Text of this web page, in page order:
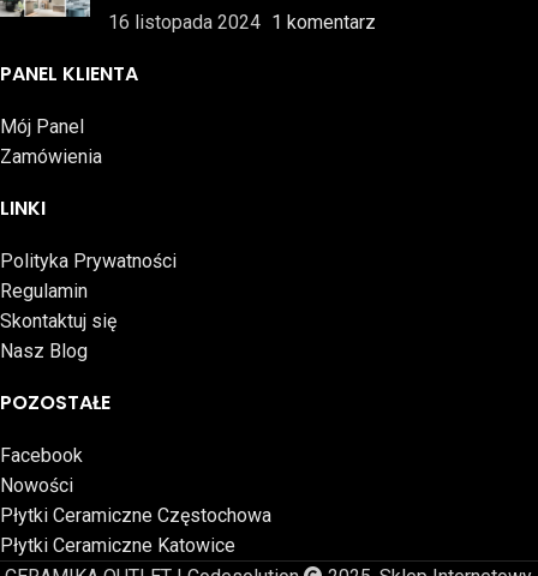
16 listopada 2024 1 komentarz
PANEL KLIENTA
Mój Panel
Zamówienia
LINKI
Polityka Prywatności
Regulamin
Skontaktuj się
Nasz Blog
POZOSTAŁE
Facebook
Nowości
Płytki Ceramiczne Częstochowa
Płytki Ceramiczne Katowice